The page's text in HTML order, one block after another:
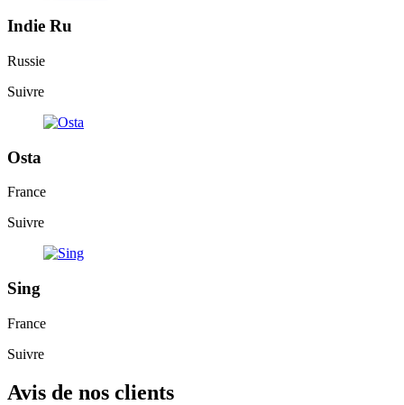
Indie Ru
Russie
Suivre
Osta
France
Suivre
Sing
France
Suivre
Avis de nos clients